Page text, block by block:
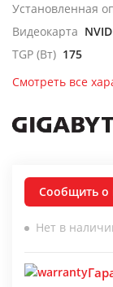
Установленная
Видеокарта
TGP (Вт) 175
Смотреть все
Сообщить о
Нет в